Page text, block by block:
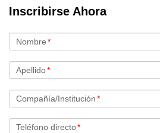
Inscribirse Ahora
Nombre*
Apellido*
Compañía/Institución*
Teléfono directo*